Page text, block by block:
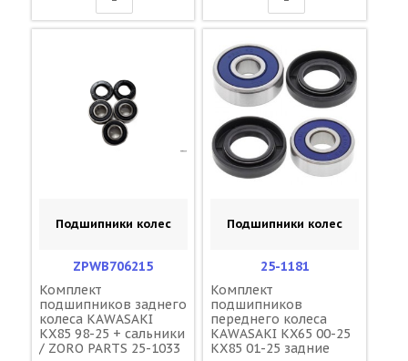
Подшипники колес
ZPWB706215
Комплект
подшипников заднего
колеса KAWASAKI
KX85 98-25 + сальники
/ ZORO PARTS 25-1033
Подшипники колес
25-1181
Комплект
подшипников
переднего колеса
KAWASAKI KX65 00-25
KX85 01-25 задние